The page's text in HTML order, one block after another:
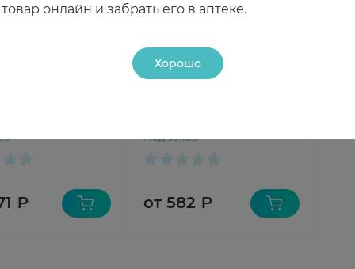
₽
№10
Под заказ
от 582 ₽
товар онлайн и забрать его в аптеке.
Хорошо